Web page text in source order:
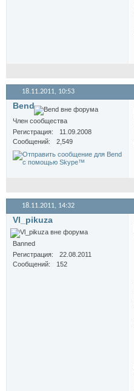
18.11.2011, 10:53
Bend
Член сообщества
Регистрация
11.09.2008
Сообщений
2,549
18.11.2011, 14:32
Vl_pikuza
Banned
Регистрация
22.08.2011
Сообщений
152